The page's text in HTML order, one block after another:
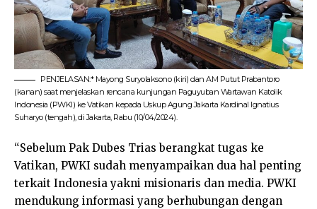
PENJELASAN:* Mayong Suryolaksono (kiri) dan AM Putut Prabantoro
(kanan) saat menjelaskan rencana kunjungan Paguyuban Wartawan Katolik
Indonesia (PWKI) ke Vatikan kepada Uskup Agung Jakarta Kardinal Ignatius
Suharyo (tengah), di Jakarta, Rabu (10/04/2024).
“Sebelum Pak Dubes Trias berangkat tugas ke
Vatikan, PWKI sudah menyampaikan dua hal penting
terkait Indonesia yakni misionaris dan media. PWKI
mendukung informasi yang berhubungan dengan